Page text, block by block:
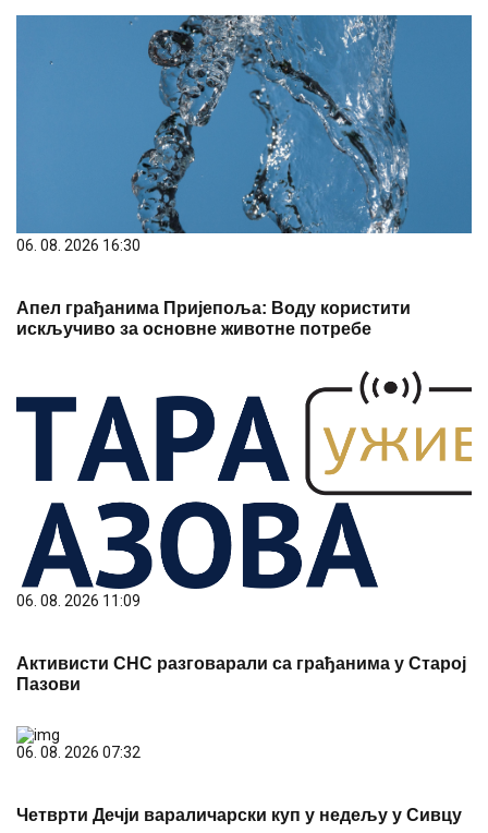
06. 08. 2026 16:30
Апел грађанима Пријепоља: Воду користити
искључиво за основне животне потребе
06. 08. 2026 11:09
Активисти СНС разговарали са грађанима у Старој
Пазови
06. 08. 2026 07:32
Четврти Дечји вараличарски куп у недељу у Сивцу